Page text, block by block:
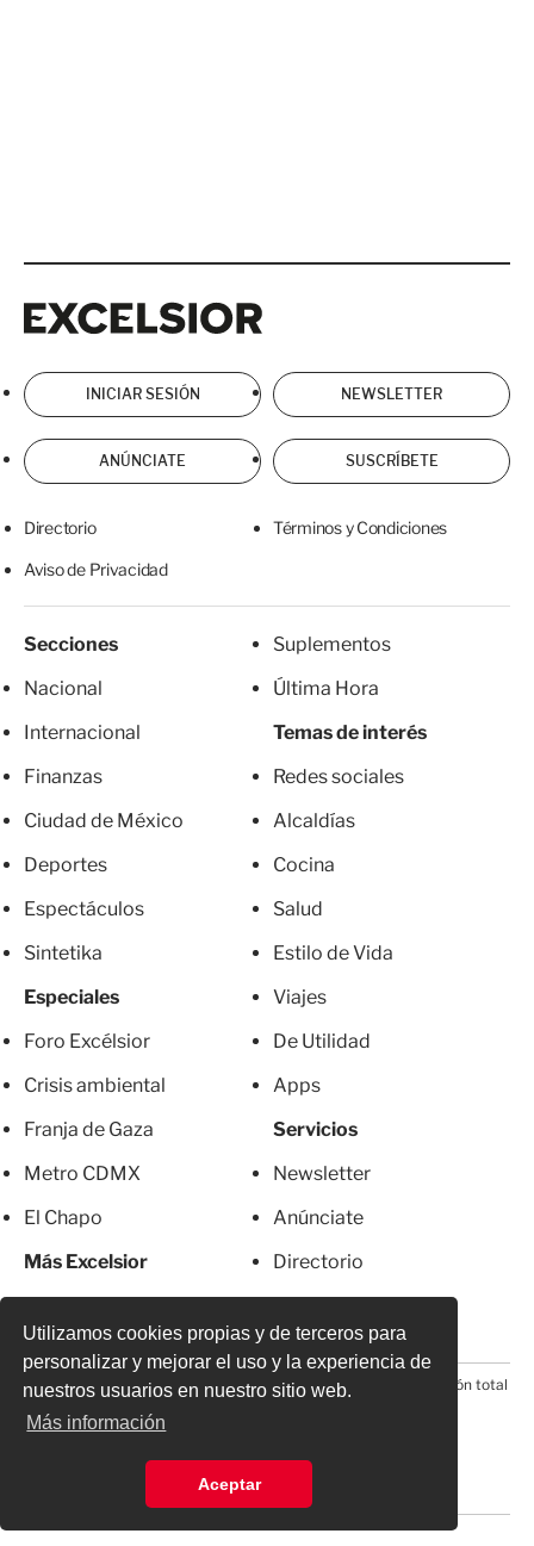
Utilizamos cookies propias y de terceros para
personalizar y mejorar el uso y la experiencia de
nuestros usuarios en nuestro sitio web.
Más información
Aceptar
INICIAR SESIÓN NEWSLETTER
ANÚNCIATE SUSCRÍBETE
Directorio Términos y Condiciones
Aviso de Privacidad
Secciones
Nacional
Internacional
Finanzas
Ciudad de México
Deportes
Espectáculos
Sintetika
Especiales
Foro Excélsior
Crisis ambiental
Franja de Gaza
Metro CDMX
El Chapo
Más Excelsior
Suplementos
Última Hora
Temas de interés
Redes sociales
Alcaldías
Cocina
Salud
Estilo de Vida
Viajes
De Utilidad
Apps
Servicios
Newsletter
Anúnciate
Directorio
© 2026 Todos los derechos reservados. Prohibida la reproducción total
o parcial, incluyendo cualquier medio electrónico*